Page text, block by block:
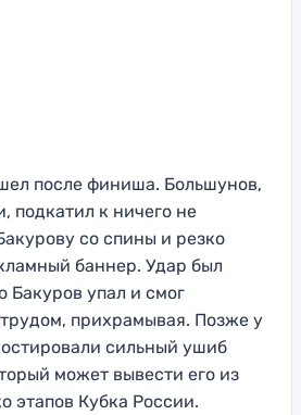
после финиша. Большунов,
подкатил к ничего не
со спины и резко
баннер. Удар был
Бакуров упал и смог
прихрамывая. Позже у
сильный ушиб
может вывести его из
этапов Кубка России.